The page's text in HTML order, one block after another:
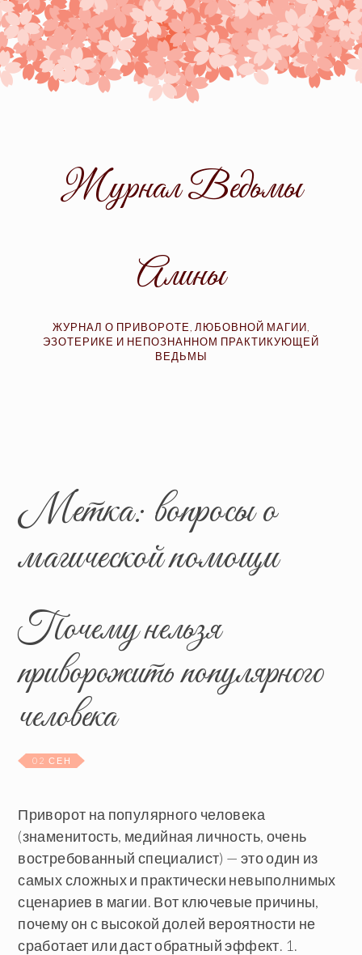
Skip
to
content
Журнал Ведьмы
Алины
ЖУРНАЛ О ПРИВОРОТЕ, ЛЮБОВНОЙ МАГИИ,
ЭЗОТЕРИКЕ И НЕПОЗНАННОМ ПРАКТИКУЮЩЕЙ
ВЕДЬМЫ
Метка: вопросы о
магической помощи
Почему нельзя
приворожить популярного
человека
02 СЕН
Приворот на популярного человека
(знаменитость, медийная личность, очень
востребованный специалист) — это один из
самых сложных и практически невыполнимых
сценариев в магии. Вот ключевые причины,
почему он с высокой долей вероятности не
сработает или даст обратный эффект. 1.